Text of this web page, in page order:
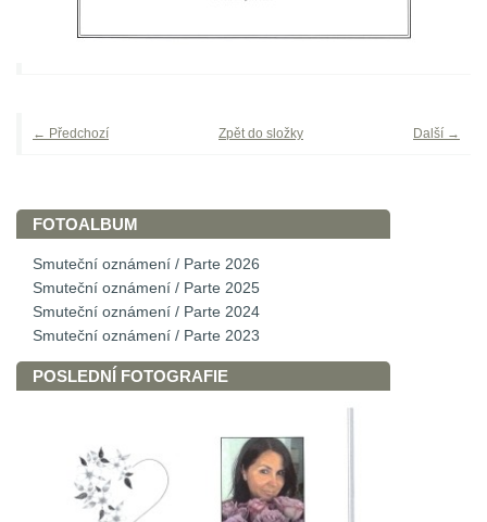
← Předchozí Další →
Zpět do složky
FOTOALBUM
Smuteční oznámení / Parte 2026
Smuteční oznámení / Parte 2025
Smuteční oznámení / Parte 2024
Smuteční oznámení / Parte 2023
POSLEDNÍ FOTOGRAFIE